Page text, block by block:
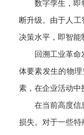
数字孪生，即
断升级。由于人
决策水平，即智
回溯工业革
体要素发生的物
素，在企业活动中
在当前高度信
损失。对于一些